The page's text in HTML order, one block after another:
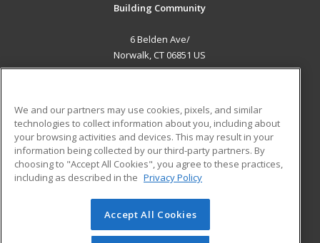
Building Community
6 Belden Ave/
Norwalk, CT 06851 US
ADDITIONAL RESOURCES
Military
Financial Assistance
Help
Student Blog
© 2026 ed2go, a division of Cengage Learning. All rights
reserved. The material on this site cannot be reproduced or
We and our partners may use cookies, pixels, and similar
technologies to collect information about you, including about
your browsing activities and devices. This may result in your
information being collected by our third-party partners. By
choosing to "Accept All Cookies", you agree to these practices,
including as described in the Privacy Policy
Accept All Cookies